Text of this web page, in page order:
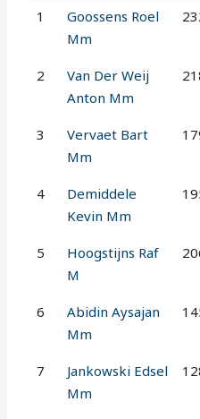
1
Goossens Roel
Mm
2
Van Der Weij
Anton Mm
3
Vervaet Bart
Mm
4
Demiddele
Kevin Mm
5
Hoogstijns Raf
M
6
Abidin Aysajan
Mm
7
Jankowski Edsel
Mm